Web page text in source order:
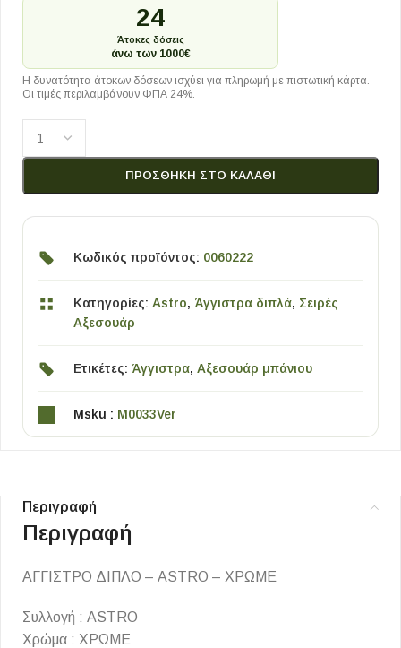
24
Άτοκες δόσεις
άνω των 1000€
Η δυνατότητα άτοκων δόσεων ισχύει για πληρωμή με πιστωτική κάρτα.
Οι τιμές περιλαμβάνουν ΦΠΑ 24%.
ΠΡΟΣΘΉΚΗ ΣΤΟ ΚΑΛΆΘΙ
Κωδικός προϊόντος: 0060222
Κατηγορίες: Astro, Άγγιστρα διπλά, Σειρές
Αξεσουάρ
Ετικέτες: Άγγιστρα, Αξεσουάρ μπάνιου
Msku : M0033Ver
Περιγραφή
Περιγραφή
ΑΓΓΙΣΤΡΟ ΔΙΠΛΟ – ASTRO – ΧΡΩΜΕ
Συλλογή : ASTRO
Χρώμα : ΧΡΩΜΕ